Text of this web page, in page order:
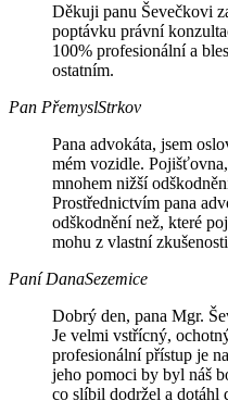
Děkuji panu Ševečkovi
poptávku právní
100% profesionální a
ostatním.
Pan PřemyslStrkov
Pana advokáta, jsem
mém vozidle.
mnohem nižší
Prostřednictvím pana
odškodnění než, které
mohu z vlastní
Paní DanaSezemice
Dobrý den, pana Mgr.
Je velmi vstřícný,
profesionální přístup je
jeho pomoci by byl náš
co slíbil dodržel a dotáhl